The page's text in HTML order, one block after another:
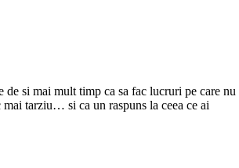
si mai mult timp ca sa fac lucruri pe care nu
tarziu… si ca un raspuns la ceea ce ai